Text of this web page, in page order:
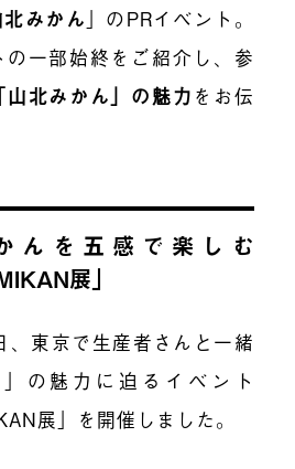
北みかん 」のPRイベント。
一部始終をご紹介し、参
「山北みかん」の魅力 をお伝
んを五感で楽しむ
展」
東京で生産者さんと一緒
の魅力に迫るイベント
展」を開催しました。